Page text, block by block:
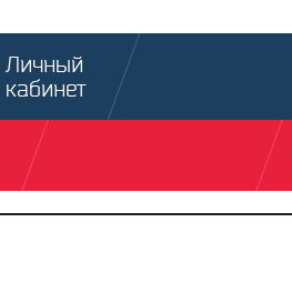
Личный
кабинет